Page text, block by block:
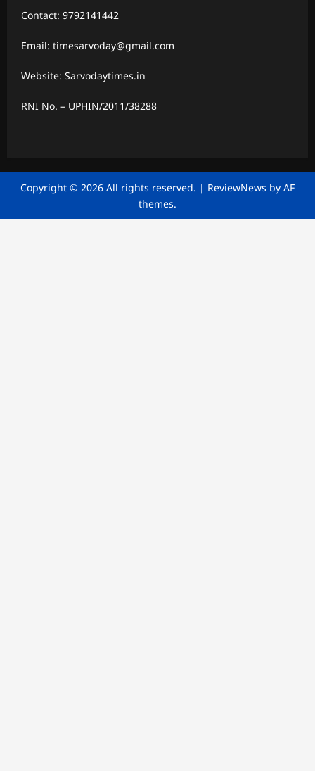
Contact: 9792141442
Email: timesarvoday@gmail.com
Website: Sarvodaytimes.in
RNI No. – UPHIN/2011/38288
Copyright © 2026 All rights reserved. | ReviewNews by AF
themes.